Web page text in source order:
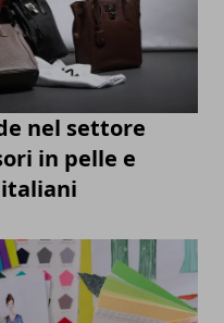
nel settore
in pelle e